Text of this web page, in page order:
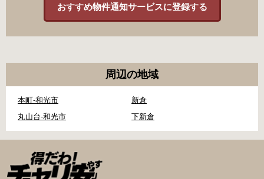
おすすめ物件通知サービスに登録する
周辺の地域
本町-和光市
新倉
丸山台-和光市
下新倉